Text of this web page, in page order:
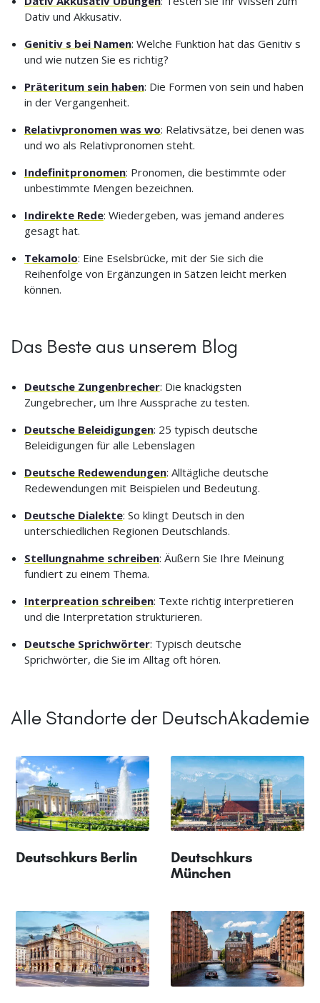
Dativ und Akkusativ.
Genitiv s bei Namen: Welche Funktion hat das Genitiv s
und wie nutzen Sie es richtig?
Präteritum sein haben: Die Formen von sein und haben
in der Vergangenheit.
Relativpronomen was wo: Relativsätze, bei denen was
und wo als Relativpronomen steht.
Indefinitpronomen: Pronomen, die bestimmte oder
unbestimmte Mengen bezeichnen.
Indirekte Rede: Wiedergeben, was jemand anderes
gesagt hat.
Tekamolo: Eine Eselsbrücke, mit der Sie sich die
Reihenfolge von Ergänzungen in Sätzen leicht merken
können.
Das Beste aus unserem Blog
Deutsche Zungenbrecher: Die knackigsten
Zungebrecher, um Ihre Aussprache zu testen.
Deutsche Beleidigungen: 25 typisch deutsche
Beleidigungen für alle Lebenslagen
Deutsche Redewendungen: Alltägliche deutsche
Redewendungen mit Beispielen und Bedeutung.
Deutsche Dialekte: So klingt Deutsch in den
unterschiedlichen Regionen Deutschlands.
Stellungnahme schreiben: Äußern Sie Ihre Meinung
fundiert zu einem Thema.
Interpreation schreiben: Texte richtig interpretieren
und die Interpretation strukturieren.
Deutsche Sprichwörter: Typisch deutsche
Sprichwörter, die Sie im Alltag oft hören.
Alle Standorte der DeutschAkademie
Deutschkurs Berlin
Deutschkurs
München